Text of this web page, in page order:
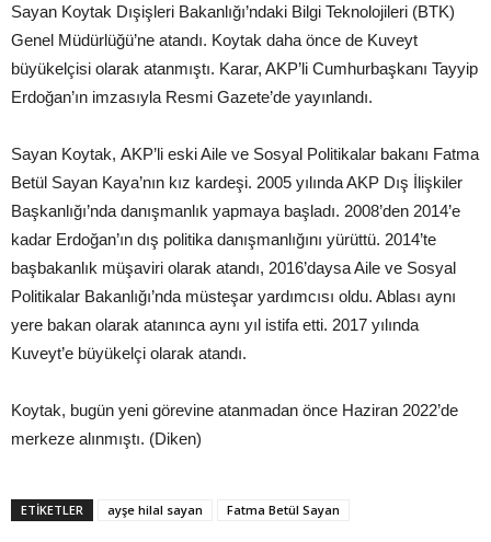
Sayan Koytak Dışişleri Bakanlığı’ndaki Bilgi Teknolojileri (BTK)
Genel Müdürlüğü’ne atandı. Koytak daha önce de Kuveyt
büyükelçisi olarak atanmıştı. Karar, AKP’li Cumhurbaşkanı Tayyip
Erdoğan’ın imzasıyla Resmi Gazete’de yayınlandı.
Sayan Koytak, AKP’li eski Aile ve Sosyal Politikalar bakanı Fatma
Betül Sayan Kaya’nın kız kardeşi. 2005 yılında AKP Dış İlişkiler
Başkanlığı’nda danışmanlık yapmaya başladı. 2008’den 2014’e
kadar Erdoğan’ın dış politika danışmanlığını yürüttü. 2014’te
başbakanlık müşaviri olarak atandı, 2016’daysa Aile ve Sosyal
Politikalar Bakanlığı’nda müsteşar yardımcısı oldu. Ablası aynı
yere bakan olarak atanınca aynı yıl istifa etti. 2017 yılında
Kuveyt’e büyükelçi olarak atandı.
Koytak, bugün yeni görevine atanmadan önce Haziran 2022’de
merkeze alınmıştı. (Diken)
ETIKETLER ayşe hilal sayan Fatma Betül Sayan